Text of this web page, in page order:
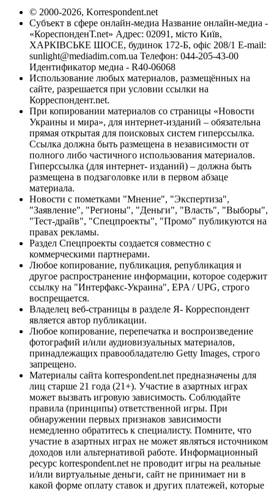
© 2000-2026, Korrespondent.net
Субъект в сфере онлайн-медиа Название онлайн-медиа -
«КореспонденТ.net» Адрес: 02091, місто Київ,
ХАРКІВСЬКЕ ШОСЕ, будинок 172-Б, офіс 208/1 E-mail:
sunlight@mediadim.com.ua Телефон: 044-205-43-00
Идентификатор медиа - R40-06068
Использование любых материалов, размещённых на
сайте, разрешается при условии ссылки на
Корреспондент.net.
При копировании материалов со страницы «Новости
Украины и мира», для интернет-изданий – обязательна
прямая открытая для поисковых систем гиперссылка.
Ссылка должна быть размещена в независимости от
полного либо частичного использования материалов.
Гиперссылка (для интернет- изданий) – должна быть
размещена в подзаголовке или в первом абзаце
материала.
Новости с пометками "Мнение", "Экспертиза",
"Заявление", "Регионы", "Деньги", "Власть", "Выборы",
"Тест-драйв", "Спецпроекты", "Промо" публикуются на
правах рекламы.
Раздел Спецпроекты создается совместно с
коммерческими партнерами.
Любое копирование, публикация, републикация и
другое распространение информации, которое содержит
ссылку на "Интерфакс-Украина", EPA / UPG, строго
воспрещается.
Владелец веб-страницы в разделе Я- Корреспондент
является автор публикации.
Любое копирование, перепечатка и воспроизведение
фотографий и/или аудиовизуальных материалов,
принадлежащих правообладателю Getty Images, строго
запрещено.
Материалы сайта korrespondent.net предназначены для
лиц старше 21 года (21+). Участие в азартных играх
может вызвать игровую зависимость. Соблюдайте
правила (принципы) ответственной игры. При
обнаружении первых признаков зависимости
немедленно обратитесь к специалисту. Помните, что
участие в азартных играх не может являться источником
доходов или альтернативой работе. Информационный
ресурс korrespondent.net не проводит игры на реальные
и/или виртуальные деньги, сайт не принимает ни в
какой форме оплату ставок и других платежей, которые